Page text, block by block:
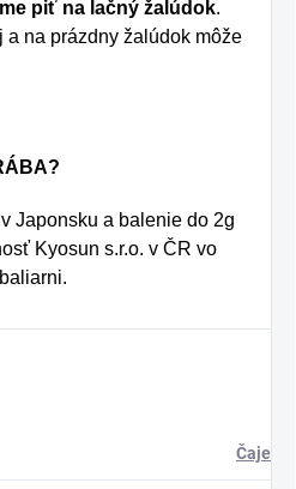
piť na lačný žalúdok.
na prázdny žalúdok môže
Japonsku a balenie do 2g
Kyosun s.r.o. v ČR vo
Čaje